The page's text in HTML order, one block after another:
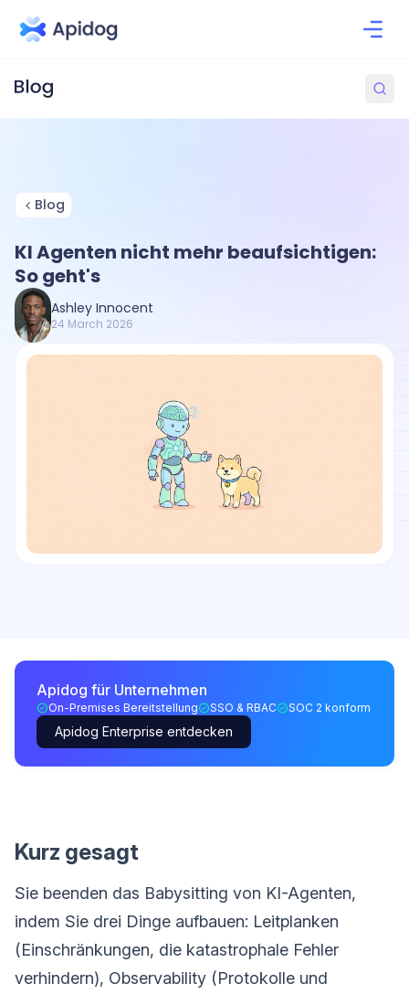
Blog
KI Agenten nicht mehr beaufsichtigen:
So geht's
Ashley Innocent
24 March 2026
Apidog für Unternehmen
On-Premises Bereitstellung SSO & RBAC SOC 2 konform
Apidog Enterprise entdecken
Kurz gesagt
Sie beenden das Babysitting von KI-Agenten,
indem Sie drei Dinge aufbauen: Leitplanken
(Einschränkungen, die katastrophale Fehler
verhindern), Observability (Protokolle und